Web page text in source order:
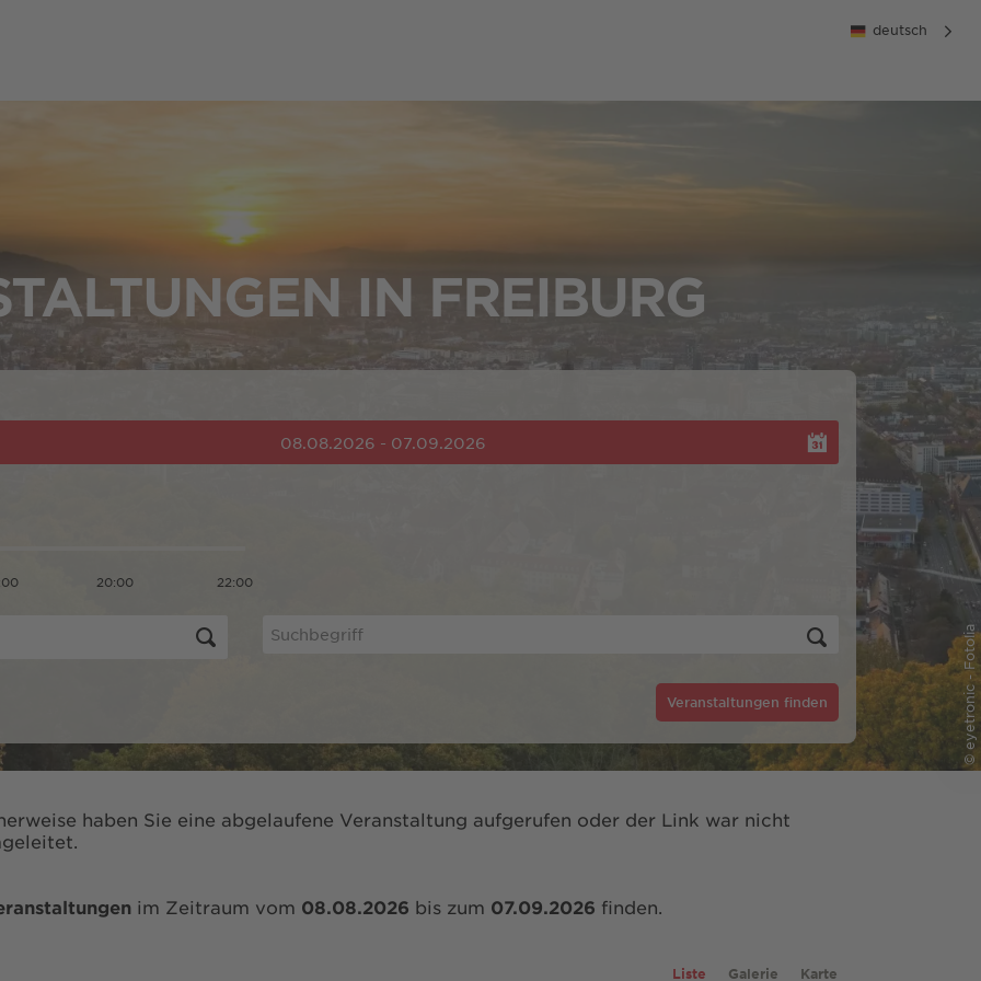
deutsch
© eyetronic - Fotolia
IN FREIBURG
08.08.2026 - 07.09.2026
20:00 22:00
Veranstaltungen finden
haben Sie eine abgelaufene Veranstaltung aufgerufen oder der Link war nicht
im Zeitraum vom 08.08.2026 bis zum 07.09.2026 finden.
Liste Galerie Karte